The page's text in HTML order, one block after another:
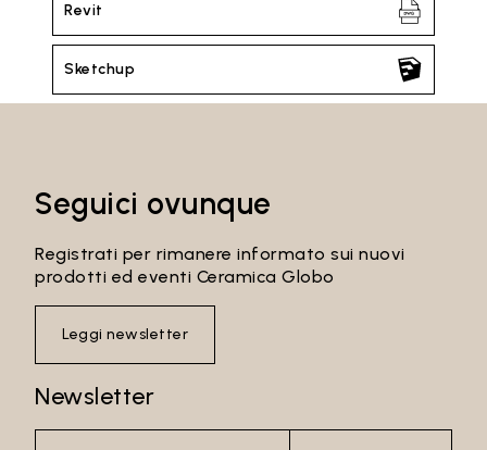
Revit
Sketchup
Password
Seguici ovunque
Registrati per rimanere informato sui nuovi
prodotti ed eventi Ceramica Globo
Leggi newsletter
Newsletter